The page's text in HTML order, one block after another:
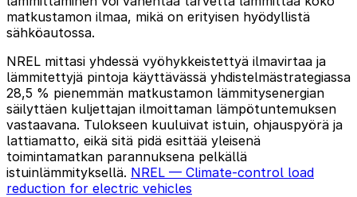
matkustamon ilmaa, mikä on erityisen hyödyllistä
sähköautossa.
NREL mittasi yhdessä vyöhykkeistettyä ilmavirtaa ja
lämmitettyjä pintoja käyttävässä yhdistelmästrategiassa
28,5 % pienemmän matkustamon lämmitysenergian
säilyttäen kuljettajan ilmoittaman lämpötuntemuksen
vastaavana. Tulokseen kuuluivat istuin, ohjauspyörä ja
lattiamatto, eikä sitä pidä esittää yleisenä
toimintamatkan parannuksena pelkällä
istuinlämmityksellä. NREL — Climate-control load
reduction for electric vehicles